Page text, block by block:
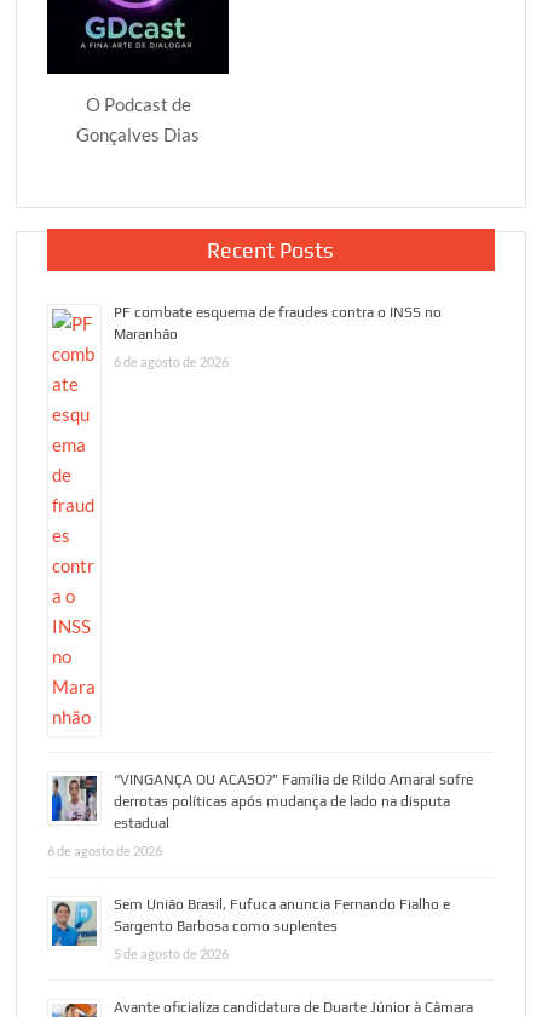
O Podcast de
Gonçalves Dias
Recent Posts
PF combate esquema de fraudes contra o INSS no
Maranhão
6 de agosto de 2026
“VINGANÇA OU ACASO?” Família de Rildo Amaral sofre
derrotas políticas após mudança de lado na disputa
estadual
6 de agosto de 2026
Sem União Brasil, Fufuca anuncia Fernando Fialho e
Sargento Barbosa como suplentes
5 de agosto de 2026
Avante oficializa candidatura de Duarte Júnior à Câmara